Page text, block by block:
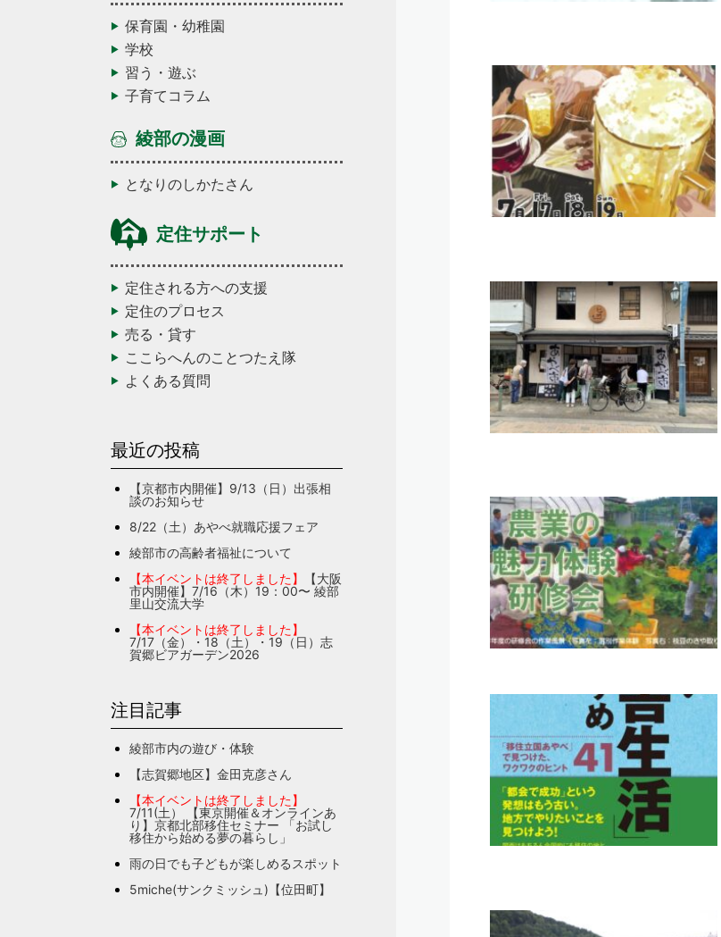
保育園・幼稚園
学校
習う・遊ぶ
子育てコラム
綾部の漫画
となりのしかたさん
定住サポート
定住される方への支援
定住のプロセス
売る・貸す
ここらへんのことつたえ隊
よくある質問
最近の投稿
【京都市内開催】9/13（日）出張相
談のお知らせ
8/22（土）あやべ就職応援フェア
綾部市の高齢者福祉について
【本イベントは終了しました】
【大阪
市内開催】7/16（木）19：00〜 綾部
里山交流大学
【本イベントは終了しました】
7/17（金）・18（土）・19（日）志
賀郷ビアガーデン2026
注目記事
綾部市内の遊び・体験
【志賀郷地区】金田克彦さん
【本イベントは終了しました】
7/11(土） 【東京開催＆オンラインあ
り】京都北部移住セミナー 「お試し
移住から始める夢の暮らし」
雨の日でも子どもが楽しめるスポット
5miche(サンクミッシュ)【位田町】